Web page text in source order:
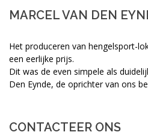
MARCEL VAN DEN
Het produceren van hengelsport-
een eerlijke prijs.
Dit was de even simpele als
Den Eynde, de oprichter van ons
CONTACTEER ONS